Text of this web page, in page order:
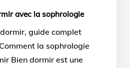
avec la sophrologie
guide complet
la sophrologie
Bien dormir est une